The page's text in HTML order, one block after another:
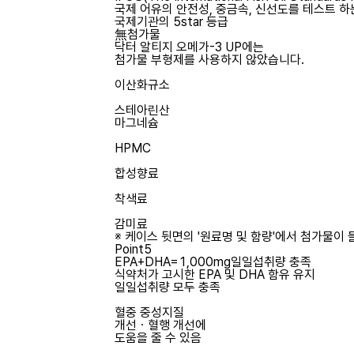
국제 어유의 안전성, 중금속, 신선도를 테스트 하
국제기관의 5star 등급
無첨가물
닥터 알티지 오메가-3 UP에는
첨가물 부형제를 사용하지 않았습니다.
이산화규소
스테아린산
마그네슘
HPMC
합성향료
착색료
감미료
※ 케이스 뒷면의 '원료명 및 함량'에서 첨가물이
Point5
EPA+DHA=1,000mg일일섭취량 충족
식약처가 고시한 EPA 및 DHA 함유 유지
일일섭취량 모두 충족
혈중 중성지질
개선ㆍ혈행 개선에
도움을 줄 수 있음